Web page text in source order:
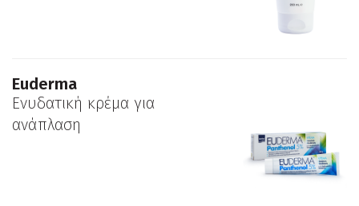
Euderma
Ενυδατική κρέμα για
ανάπλαση